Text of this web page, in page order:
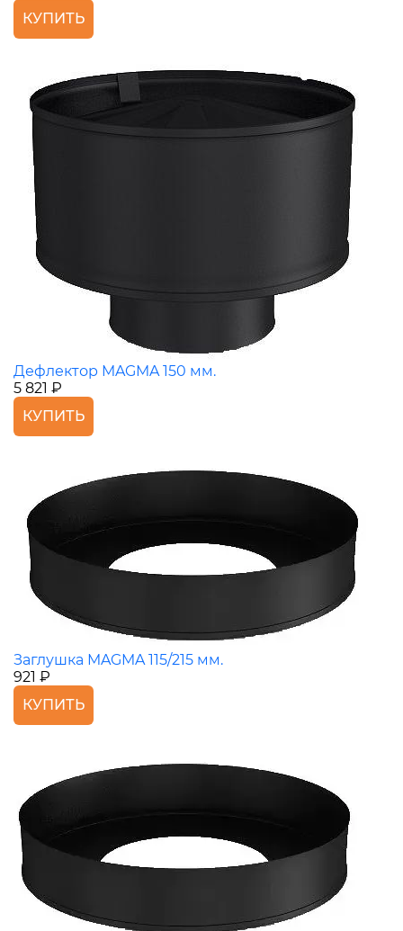
КУПИТЬ
Дефлектор MAGMA 150 мм.
5 821 ₽
КУПИТЬ
Заглушка MAGMA 115/215 мм.
921 ₽
КУПИТЬ